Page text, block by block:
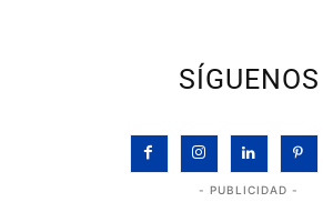
SÍGUENOS
- PUBLICIDAD -